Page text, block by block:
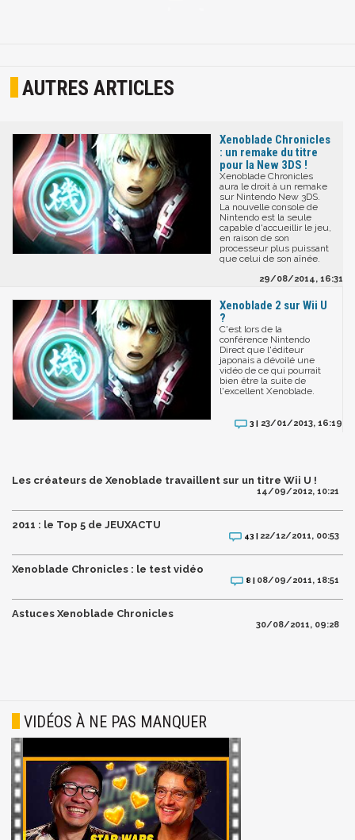
AUTRES ARTICLES
Xenoblade Chronicles
: un remake du titre
pour la New 3DS !
Xenoblade Chronicles
aura le droit à un remake
sur Nintendo New 3DS.
La nouvelle console de
Nintendo est la seule
capable d'accueillir le jeu,
en raison de son
processeur plus puissant
que celui de son aînée.
29/08/2014, 16:31
Xenoblade 2 sur Wii U
?
C'est lors de la
conférence Nintendo
Direct que l'éditeur
japonais a dévoilé une
vidéo de ce qui pourrait
bien être la suite de
l'excellent Xenoblade.
3 | 23/01/2013, 16:19
Les créateurs de Xenoblade travaillent sur un titre Wii U !
14/09/2012, 10:21
2011 : le Top 5 de JEUXACTU
43 | 22/12/2011, 00:53
Xenoblade Chronicles : le test vidéo
8 | 08/09/2011, 18:51
Astuces Xenoblade Chronicles
30/08/2011, 09:28
VIDÉOS À NE PAS MANQUER